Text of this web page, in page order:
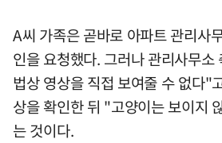
A씨 가족은 곧바로 아파트 관리사
인을 요청했다. 그러나 관리사무
법상 영상을 직접 보여줄 수 없다"
상을 확인한 뒤 "고양이는 보이지
는 것이다.